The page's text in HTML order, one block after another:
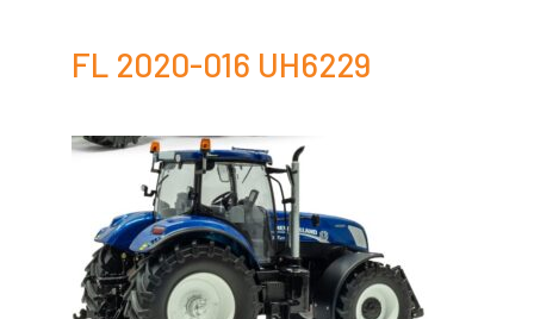
FL 2020-016 UH6229